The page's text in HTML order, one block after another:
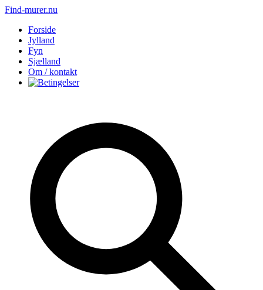
Find-murer.nu
Forside
Jylland
Fyn
Sjælland
Om / kontakt